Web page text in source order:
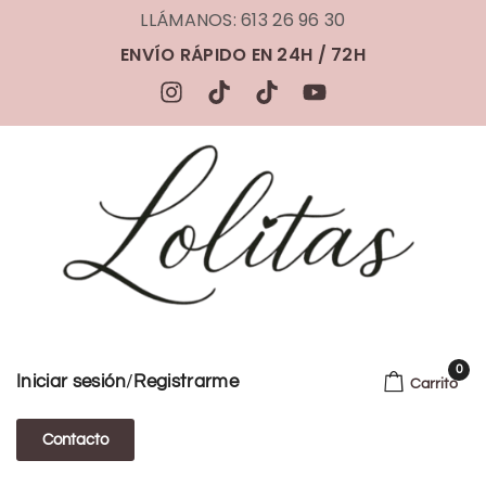
LLÁMANOS: 613 26 96 30
ENVÍO RÁPIDO EN 24H / 72H
Iniciar sesión/ Registrarme
Contacto
Carrito
0